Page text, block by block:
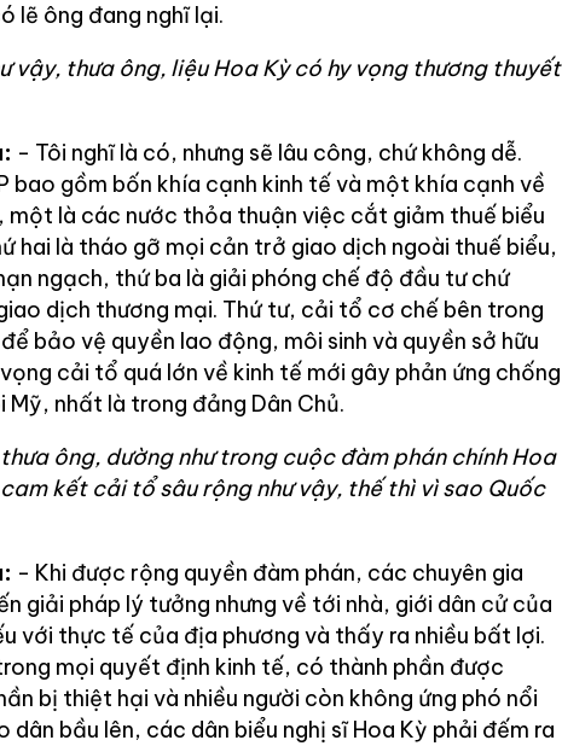
lẽ ông đang nghĩ lại.
vậy, thưa ông, liệu Hoa Kỳ có hy vọng thương thuyết
- Tôi nghĩ là có, nhưng sẽ lâu công, chứ không dễ.
bao gồm bốn khía cạnh kinh tế và một khía cạnh về
một là các nước thỏa thuận việc cắt giảm thuế biểu
hai là tháo gỡ mọi cản trở giao dịch ngoài thuế biểu,
ngạch, thứ ba là giải phóng chế độ đầu tư chứ
dịch thương mại. Thứ tư, cải tổ cơ chế bên trong
bảo vệ quyền lao động, môi sinh và quyền sở hữu
cải tổ quá lớn về kinh tế mới gây phản ứng chống
Mỹ, nhất là trong đảng Dân Chủ.
ông, dường như trong cuộc đàm phán chính Hoa
kết cải tổ sâu rộng như vậy, thế thì vì sao Quốc
- Khi được rộng quyền đàm phán, các chuyên gia
giải pháp lý tưởng nhưng về tới nhà, giới dân cử của
với thực tế của địa phương và thấy ra nhiều bất lợi.
mọi quyết định kinh tế, có thành phần được
bị thiệt hại và nhiều người còn không ứng phó nổi
dân bầu lên, các dân biểu nghị sĩ Hoa Kỳ phải đếm ra